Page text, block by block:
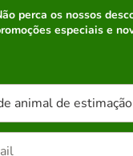
perca os nossos
especiais e
animal de estimação